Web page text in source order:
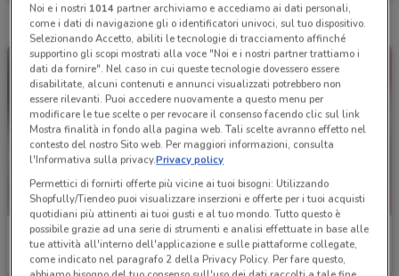
Conad Superstore
Scade il 31/08 1.4 km
Conad Superstore
Scade il 30/09
Noi e i nostri 1014partner archiviamo e accediamo ai dati personali,
come i dati di navigazione gli o identificatori univoci, sul tuo dispositivo.
Selezionando Accetto, abiliti le tecnologie di tracciamento affinché
supportino gli scopi mostrati alla voce "Noi e i nostri partner trattiamo i
dati da fornire". Nel caso in cui queste tecnologie dovessero essere
disabilitate, alcuni contenuti e annunci visualizzati potrebbero non
essere rilevanti. Puoi accedere nuovamente a questo menu per
modificare le tue scelte o per revocare il consenso facendo clic sul link
Mostra finalità in fondo alla pagina web. Tali scelte avranno effetto nel
contesto del nostro Sito web. Per maggiori informazioni, consulta
l'Informativa sulla privacy.Privacy policy
Permettici di fornirti offerte più vicine ai tuoi bisogni: Utilizzando
Shopfully/Tiendeo puoi visualizzare inserzioni e offerte per i tuoi acquisti
quotidiani più attinenti ai tuoi gusti e al tuo mondo. Tutto questo è
possibile grazie ad una serie di strumenti e analisi effettuate in base alle
tue attività all'interno dell'applicazione e sulle piattaforme collegate,
come indicato nel paragrafo 2 della Privacy Policy. Per fare questo,